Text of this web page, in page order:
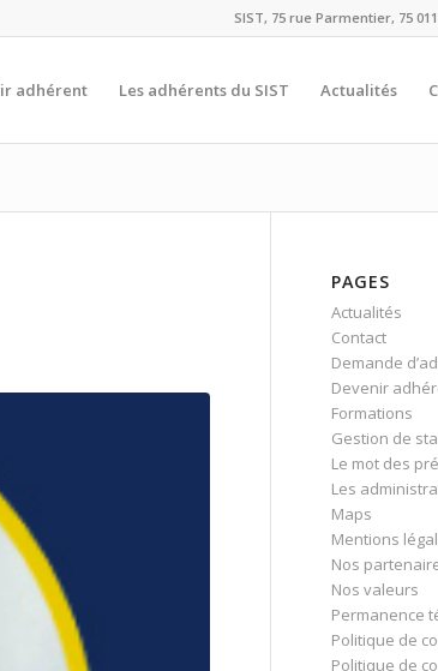
SIST, 75 rue Parmentier, 75 011
adhérent Les adhérents du SIST Actualités
PAGES
Actualités
Contact
Demande
Devenir
Formations
Gestion de
Le mot des
Les
Maps
Mentions
Nos
Nos valeurs
Permanence
Politique de
Politique de